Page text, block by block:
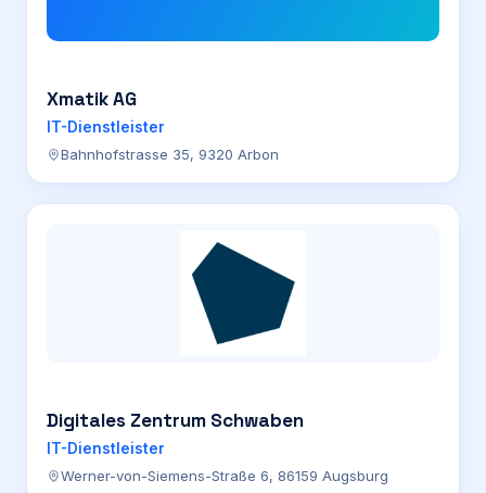
Xmatik AG
IT-Dienstleister
Bahnhofstrasse 35, 9320 Arbon
Digitales Zentrum Schwaben
IT-Dienstleister
Werner-von-Siemens-Straße 6, 86159 Augsburg